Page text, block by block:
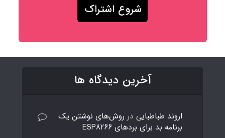
آخرین دیدگاه ها
اروند طباطبایی در روش‌های نوشتن یک
برنامه بد برای بردهای ESP8266